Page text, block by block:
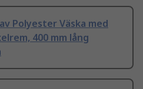
Polyester Väska med
400 mm lång